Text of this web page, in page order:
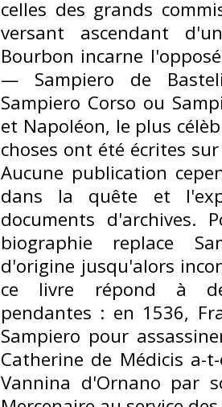
celles des grands
versant ascendant
Bourbon incarne
— Sampiero de
Sampiero Corso ou
et Napoléon, le plus
choses ont été écrites
Aucune publication
dans la quête et
documents d'archives.
biographie replace
d'origine jusqu'alors
ce livre répond à
pendantes : en 1536,
Sampiero pour
Catherine de Médicis a-
Vannina d'Ornano par